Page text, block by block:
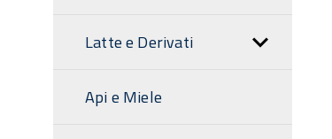
Latte e Derivati
Api e Miele